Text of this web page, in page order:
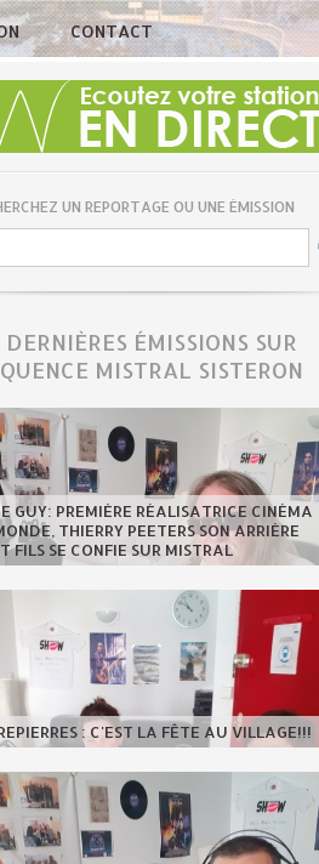
CONTACT
UN REPORTAGE OU UNE ÉMISSION
DERNIÈRES ÉMISSIONS SUR
MISTRAL SISTERON
GUY: PREMIÈRE RÉALISATRICE CINÉMA
THIERRY PEETERS SON ARRIÈRE
FILS SE CONFIE SUR MISTRAL
: C'EST LA FÊTE AU VILLAGE!!!